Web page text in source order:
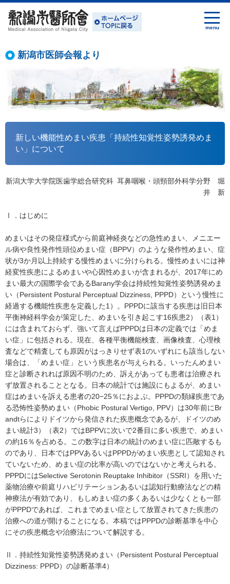
新潟市医師会報より
新しい機能性めまい疾患「持続性知覚性姿勢誘発めま
い」について
新潟大学大学院医歯学総合研究科 耳鼻咽喉・頭頸部外科学分野 堀
井 新
Ⅰ．はじめに
めまいはその発症様式から前庭神経炎などの急性めまい、メニエー
ル病や良性発作性頭位めまい症（BPPV）のような発作性めまい、症
状が3か月以上持続する慢性めまいに分けられる。慢性めまいには神
経変性疾患によるめまいや心因性めまいが含まれるが、2017年にめ
まい最大の国際学会であるBarany学会は持続性知覚性姿勢誘発めま
い（Persistent Postural Perceptual Dizziness, PPPD）という慢性に
経過する機能性疾患を定義した1）。PPPDに該当する疾患は旧日本
平衡神経科学会が策定した、めまいを引き起こす16疾患2）（表1）
には含まれておらず、強いて言えばPPPDは日本の定義では「めま
い症」に包括される。現在、各種平衡機能検査、画像検査、心理検
査などで精査しても原因がはっきりせず表1のいずれにも該当しない
場合は、「めまい症」という疾患名が与えられる。いったんめまい
症と診断されれば原因不明のため、訴えがあっても患者は治療され
ず放置されることとなる。日本の統計では施設にもよるが、めまい
症はめまいを訴える患者の20−25％におよぶ。PPPDの類縁疾患であ
る恐怖性姿勢めまい（Phobic Postural Vertigo, PPV）は30年前にBr
andtらによりドイツから発信された疾患概念であるが、ドイツのめ
まい統計3）（表2）ではBPPVに次いで2番目に多い疾患で、めまい
の約16％を占める。この数字は日本の統計のめまい症に匹敵するも
のであり、日本ではPPVあるいはPPPDがめまい疾患として認知され
ていないため、めまい症の比率が高いのではないかと考えられる。
PPPDにはSelective Serotonin Reuptake Inhibitor（SSRI）を用いた
薬物治療や前庭リハビリテーションあるいは認知行動療法などの精
神療法が有効であり、もしめまい症の多くあるいは少なくとも一部
がPPPDであれば、これまでめまい症として放置されてきた疾患の
治療への道が開けることになる。本稿ではPPPDの診断基準を中心
にその疾患概念や治療法について解説する。
Ⅱ．持続性知覚性姿勢誘発めまい（Persistent Postural Perceptual
Dizziness: PPPD）の診断基準4）